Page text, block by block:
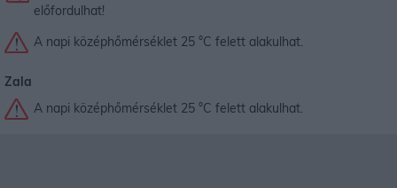
előfordulhat!
A napi középhőmérséklet 25 °C felett alakulhat.
Zala
A napi középhőmérséklet 25 °C felett alakulhat.